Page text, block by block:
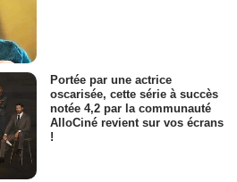
Portée par une actrice
oscarisée, cette série à succès
notée 4,2 par la communauté
AlloCiné revient sur vos écrans
!